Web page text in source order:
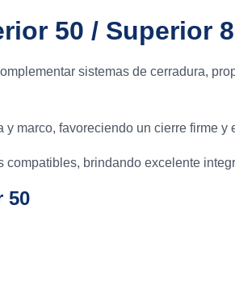
50 / Superior
sistemas de cerradura,
marco, favoreciendo un cierre firme
brindando excelente
50